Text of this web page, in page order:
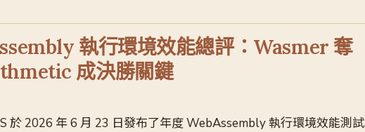
執行環境效能總評：Wasmer 奪
成決勝關鍵
於 2026 年 6 月 23 日發布了年度 WebAssembly 執行環境效能測試